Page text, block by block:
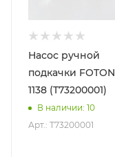
Насос ручной
подкачки FOTON
1138 (T73200001)
В наличии: 10
Арт.: T73200001